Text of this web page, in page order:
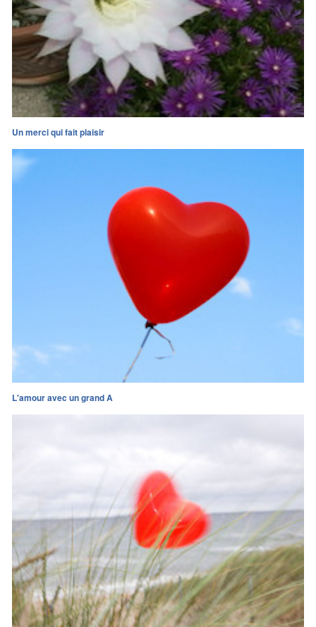
Un merci qui fait plaisir
L'amour avec un grand A